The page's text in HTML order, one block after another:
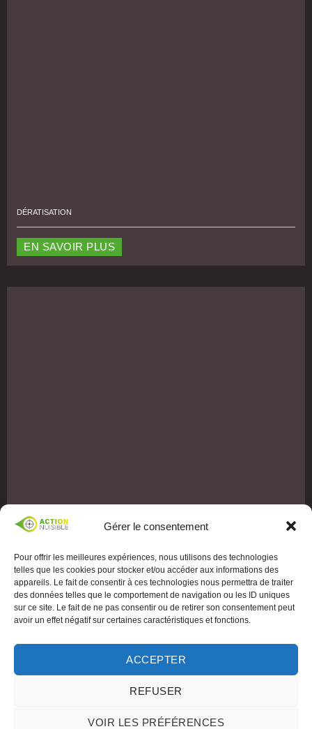
Gérer le consentement
Pour offrir les meilleures expériences, nous utilisons des technologies
telles que les cookies pour stocker et/ou accéder aux informations des
appareils. Le fait de consentir à ces technologies nous permettra de traiter
des données telles que le comportement de navigation ou les ID uniques
sur ce site. Le fait de ne pas consentir ou de retirer son consentement peut
avoir un effet négatif sur certaines caractéristiques et fonctions.
ACCEPTER
REFUSER
VOIR LES PRÉFÉRENCES
DÉRATISATION
EN SAVOIR PLUS